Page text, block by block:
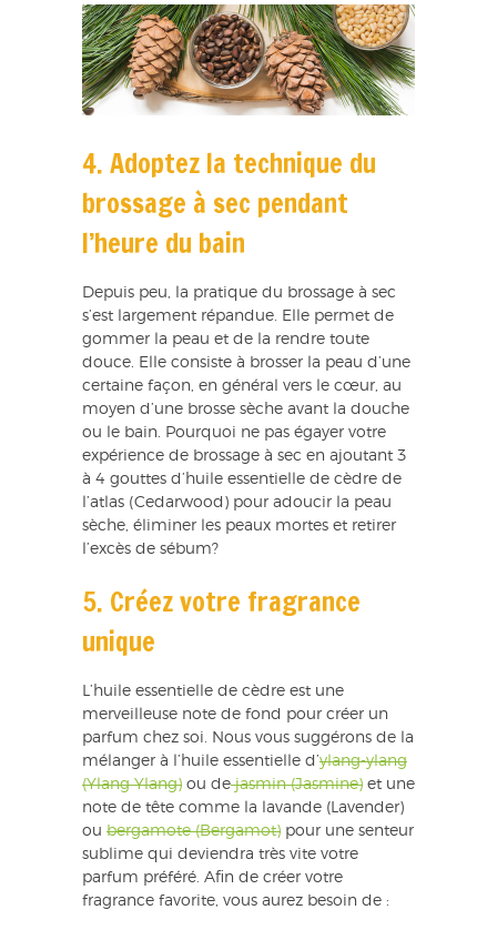
4. Adoptez la technique du
brossage à sec pendant
l’heure du bain
Depuis peu, la pratique du brossage à sec
s’est largement répandue. Elle permet de
gommer la peau et de la rendre toute
douce. Elle consiste à brosser la peau d’une
certaine façon, en général vers le cœur, au
moyen d’une brosse sèche avant la douche
ou le bain. Pourquoi ne pas égayer votre
expérience de brossage à sec en ajoutant 3
à 4 gouttes d’huile essentielle de cèdre de
l’atlas (Cedarwood) pour adoucir la peau
sèche, éliminer les peaux mortes et retirer
l’excès de sébum?
5. Créez votre fragrance
unique
L’huile essentielle de cèdre est une
merveilleuse note de fond pour créer un
parfum chez soi. Nous vous suggérons de la
mélanger à l’huile essentielle d’ylang-ylang
(Ylang Ylang) ou dejasmin (Jasmine) et une
note de tête comme la lavande (Lavender)
ou bergamote (Bergamot) pour une senteur
sublime qui deviendra très vite votre
parfum préféré. Afin de créer votre
fragrance favorite, vous aurez besoin de :